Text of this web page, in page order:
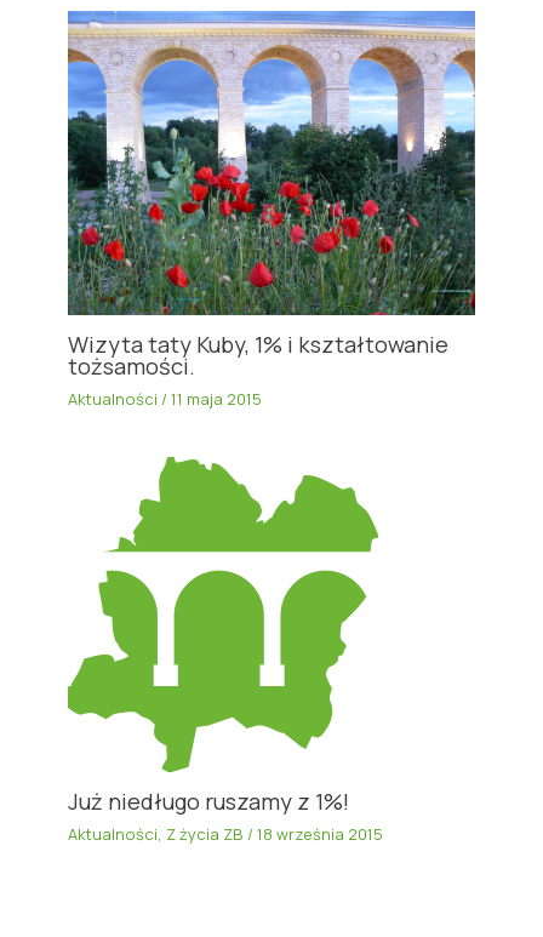
Wizyta taty Kuby, 1% i kształtowanie
tożsamości.
Aktualności /11 maja 2015
Już niedługo ruszamy z 1%!
Aktualności, Z życia ZB /18 września 2015